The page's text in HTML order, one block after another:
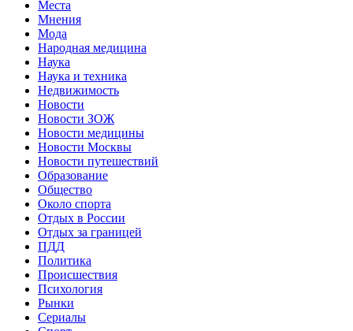
Места
Мнения
Мода
Народная медицина
Наука
Наука и техника
Недвижимость
Новости
Новости ЗОЖ
Новости медицины
Новости Москвы
Новости путешествий
Образование
Общество
Около спорта
Отдых в России
Отдых за границей
ПДД
Политика
Происшествия
Психология
Рынки
Сериалы